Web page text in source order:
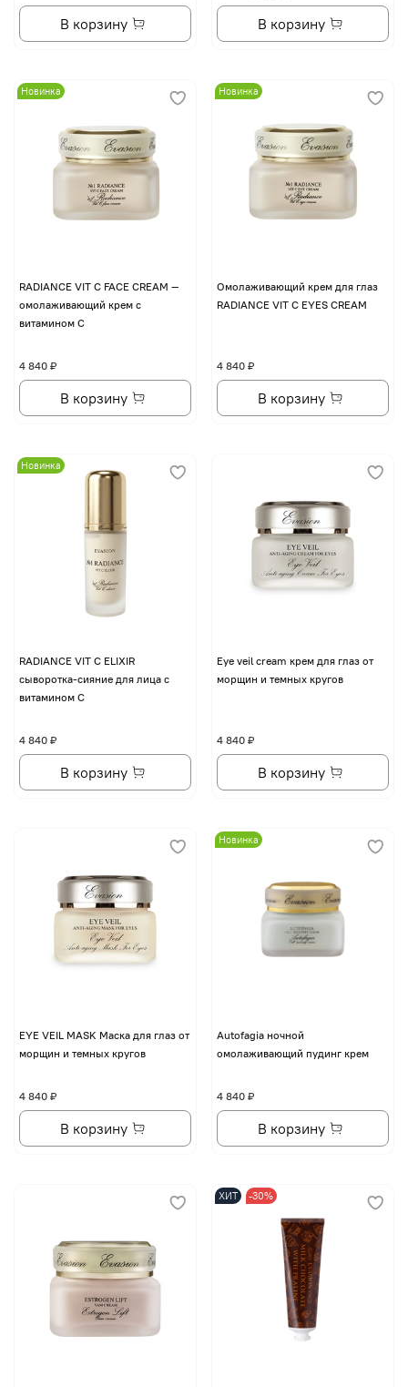
В корзину В корзину
Новинка
RADIANCE VIT C FACE CREAM —
омолаживающий крем с
витамином С
4 840 ₽
В корзину
Новинка
Омолаживающий крем для глаз
RADIANCE VIT C EYES CREAM
4 840 ₽
В корзину
Новинка
RADIANCE VIT C ELIXIR
сыворотка-сияние для лица с
витамином С
4 840 ₽
В корзину
Eye veil cream крем для глаз от
морщин и темных кругов
4 840 ₽
В корзину
EYE VЕIL MASK Маска для глаз от
морщин и темных кругов
4 840 ₽
В корзину
Новинка
Autofagia ночной
омолаживающий пудинг крем
4 840 ₽
В корзину
ХИТ -30%